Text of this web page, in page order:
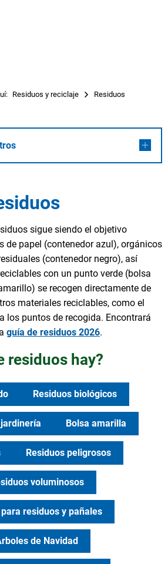
Deutsch
Residuos y reciclaje
Residuos
sigue siendo el objetivo
de papel (contenedor azul), orgánicos
(contenedor negro), así
con un punto verde (bolsa
se recogen directamente de
materiales reciclables, como el
los puntos de recogida. Encontrará
guía de residuos 2026.
residuos hay?
Residuos biológicos
Bolsa amarilla
Residuos peligrosos
voluminosos
para residuos y pañales
de Navidad